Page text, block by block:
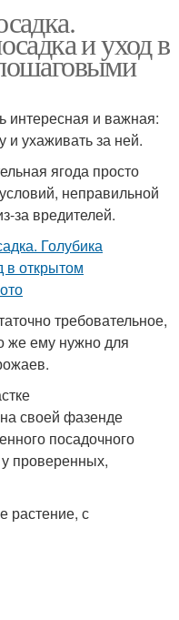
и уход в
интересная и важная:
и ухаживать за ней.
ягода просто
неправильной
за вредителей.
требовательное,
же ему нужно для
своей фазенде
посадочного
проверенных,
растение, с